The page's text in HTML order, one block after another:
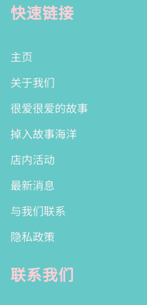
快速链接
主页
关于我们
很爱很爱的故事
掉入故事海洋
店内活动
最新消息
与我们联系
隐私政策
联系我们